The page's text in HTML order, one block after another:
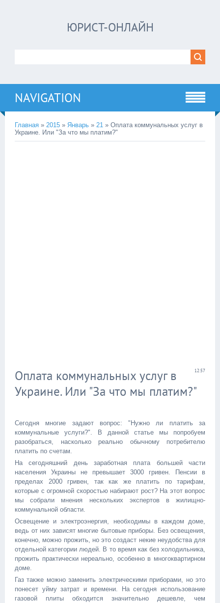
ЮРИСТ-ОНЛАЙН
NAVIGATION
Главная » 2015 » Январь » 21 » Оплата коммунальных услуг в
Украине. Или "За что мы платим?"
12:57
Оплата коммунальных услуг в
Украине. Или "За что мы платим?"
Сегодня многие задают вопрос: "Нужно ли платить за
коммунальные услуги?". В данной статье мы попробуем
разобраться, насколько реально обычному потребителю
платить по счетам.
На сегодняшний день заработная плата большей части
населения Украины не превышает 3000 гривен. Пенсии в
пределах 2000 гривен, так как же платить по тарифам,
которые с огромной скоростью набирают рост? На этот вопрос
мы собрали мнения нескольких экспертов в жилищно-
коммунальной области.
Освещение и электроэнергия, необходимы в каждом доме,
ведь от них зависят многие бытовые приборы. Без освещения,
конечно, можно прожить, но это создаст некие неудобства для
отдельной категории людей. В то время как без холодильника,
прожить практически нереально, особенно в многоквартирном
доме.
Газ также можно заменить электрическими приборами, но это
понесет уйму затрат и времени. На сегодня использование
газовой плиты обходится значительно дешевле, чем